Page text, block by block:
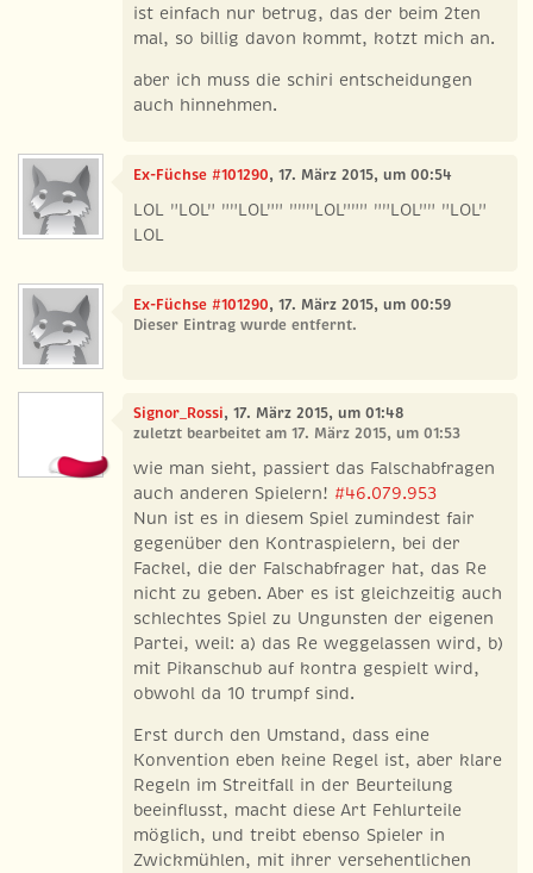
ist einfach nur betrug, das der beim 2ten
mal, so billig davon kommt, kotzt mich an.
aber ich muss die schiri entscheidungen
auch hinnehmen.
Ex-Füchse #101290, 17. März 2015, um 00:54
LOL "LOL" ""LOL"" """LOL""" ""LOL"" "LOL"
LOL
Ex-Füchse #101290, 17. März 2015, um 00:59
Dieser Eintrag wurde entfernt.
Signor_Rossi, 17. März 2015, um 01:48
zuletzt bearbeitet am 17. März 2015, um 01:53
wie man sieht, passiert das Falschabfragen
auch anderen Spielern! #46.079.953
Nun ist es in diesem Spiel zumindest fair
gegenüber den Kontraspielern, bei der
Fackel, die der Falschabfrager hat, das Re
nicht zu geben. Aber es ist gleichzeitig auch
schlechtes Spiel zu Ungunsten der eigenen
Partei, weil: a) das Re weggelassen wird, b)
mit Pikanschub auf kontra gespielt wird,
obwohl da 10 trumpf sind.
Erst durch den Umstand, dass eine
Konvention eben keine Regel ist, aber klare
Regeln im Streitfall in der Beurteilung
beeinflusst, macht diese Art Fehlurteile
möglich, und treibt ebenso Spieler in
Zwickmühlen, mit ihrer versehentlichen